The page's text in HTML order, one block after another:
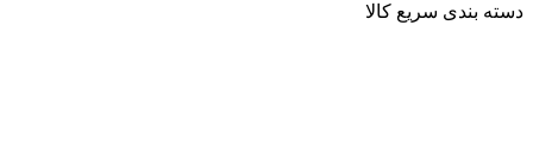
دسته بندی سریع کالا